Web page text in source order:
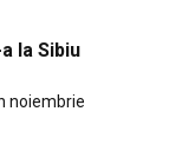
la Sibiu